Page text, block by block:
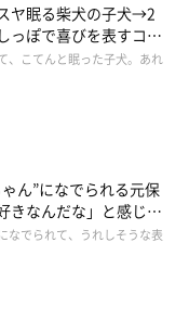
ことがありましたが、
安心できる場所に避難
ちゃんですが、それで
ている」と教えてくれ
ヤ眠る柴犬の子犬→2
っぽで喜びを表すコに
、こてんと眠った子犬。あれ
ん”になでられる元保
なんだな」と感じる
なでられて、うれしそうな表